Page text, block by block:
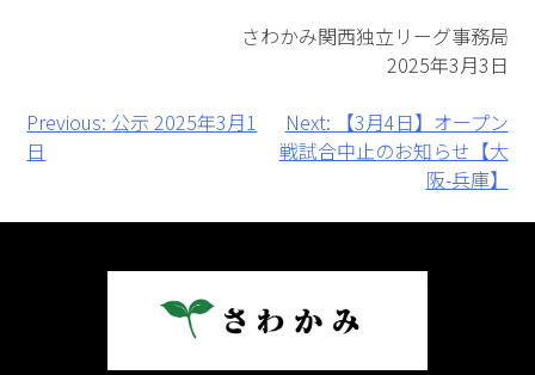
さわかみ関西独立リーグ事務局
2025年3月3日
投
稿
ナ
Previous: 公示 2025年3月1
日
Next:
【3月4日】オープン
戦試合中止のお知らせ【大
阪-兵庫】